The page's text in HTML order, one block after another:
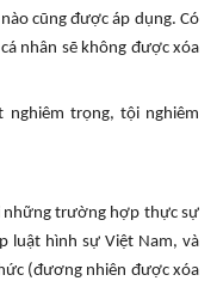
cũng được áp dụng. Có
nhân sẽ không được xóa
trọng, tội nghiêm
những trường hợp thực sự
luật hình sự Việt Nam, và
(đương nhiên được xóa